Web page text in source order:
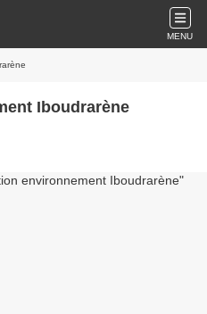
MENU
Iboudrarène